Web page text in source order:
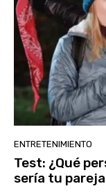
ENTRETENIMIENTO
Test: ¿Qué
sería tu